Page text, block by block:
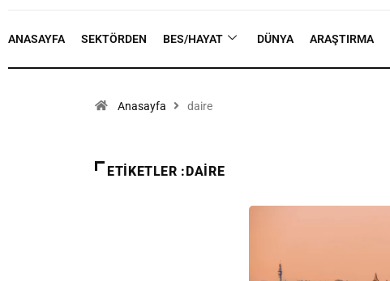
ANASAYFA SEKTÖRDEN BES/HAYAT DÜNYA ARAŞTIRMA
Anasayfa daire
ETIKETLER :DAIRE